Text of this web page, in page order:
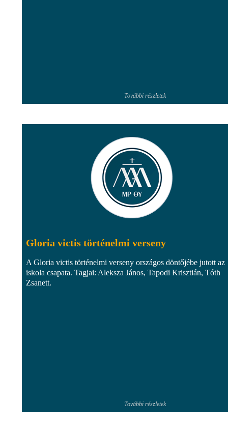
További részletek
Gloria victis történelmi verseny
A Gloria victis történelmi verseny országos döntőjébe jutott az
iskola csapata. Tagjai: Aleksza János, Tapodi Krisztián, Tóth
Zsanett.
További részletek